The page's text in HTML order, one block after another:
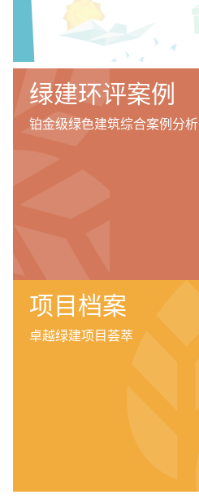
绿建环评案例
铂金级绿色建筑综合案例分析
项目档案
卓越绿建项目荟萃